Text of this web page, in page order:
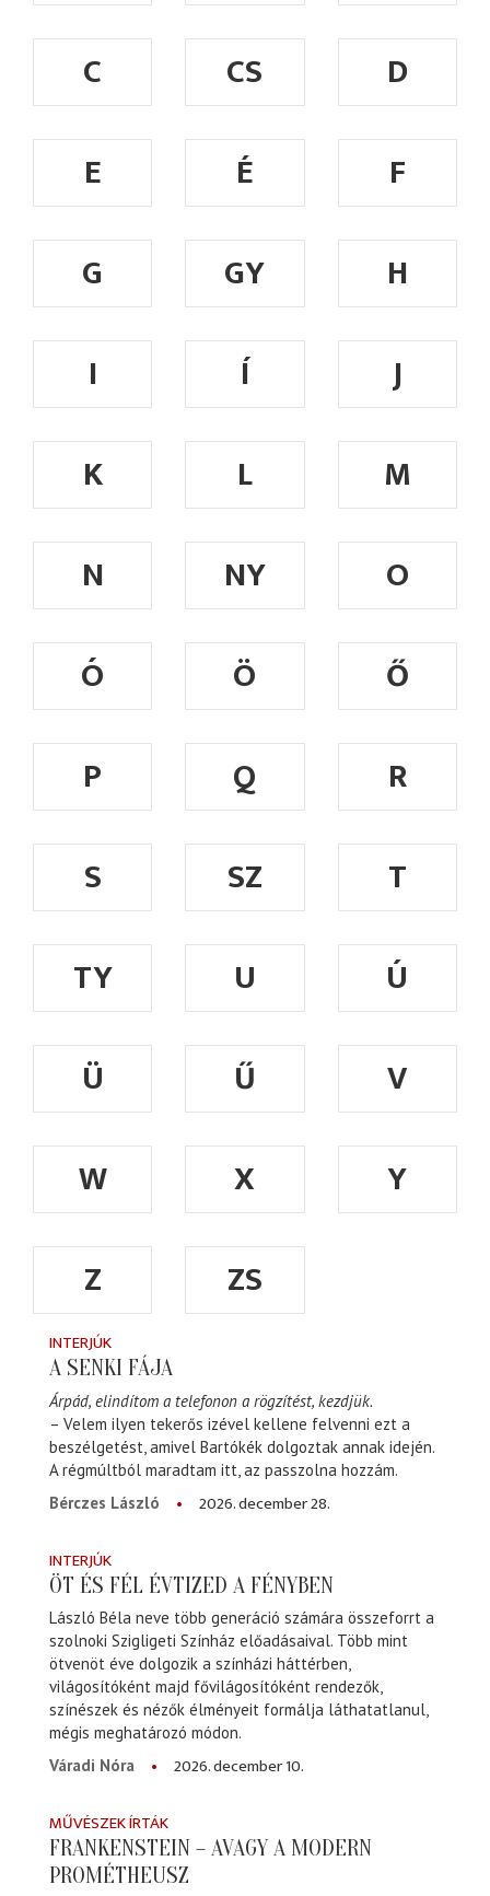
C CS
D
E
É
F
G
GY
H
I
Í
J
K
L
M
N
NY
O
Ó
Ö
Ő
P
Q
R
S
SZ
T
TY
U
Ú
Ü
Ű
V
W
X
Y
Z
ZS
INTERJÚK
A SENKI FÁJA
Árpád, elindítom a telefonon a rögzítést, kezdjük.
– Velem ilyen tekerős izével kellene felvenni ezt a
beszélgetést, amivel Bartókék dolgoztak annak idején.
A régmúltból maradtam itt, az passzolna hozzám.
Bérczes László
2026. december 28.
INTERJÚK
ÖT ÉS FÉL ÉVTIZED A FÉNYBEN
László Béla neve több generáció számára összeforrt a
szolnoki Szigligeti Színház előadásaival. Több mint
ötvenöt éve dolgozik a színházi háttérben,
világosítóként majd fővilágosítóként rendezők,
színészek és nézők élményeit formálja láthatatlanul,
mégis meghatározó módon.
Váradi Nóra
2026. december 10.
MŰVÉSZEK ÍRTÁK
FRANKENSTEIN – AVAGY A MODERN
PROMÉTHEUSZ